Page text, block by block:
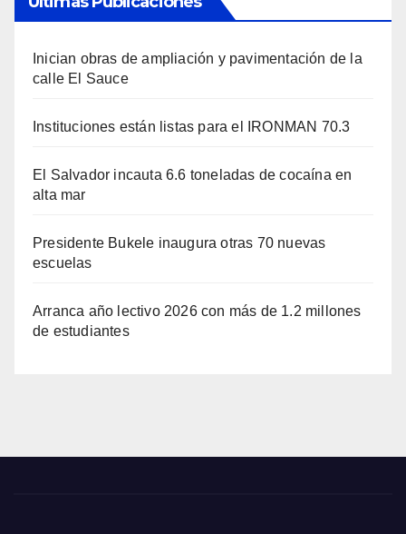
Inician obras de ampliación y pavimentación de la
calle El Sauce
Instituciones están listas para el IRONMAN 70.3
El Salvador incauta 6.6 toneladas de cocaína en
alta mar
Presidente Bukele inaugura otras 70 nuevas
escuelas
Arranca año lectivo 2026 con más de 1.2 millones
de estudiantes